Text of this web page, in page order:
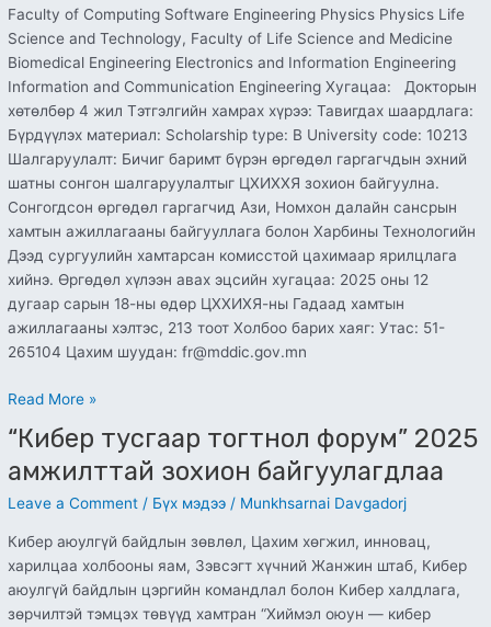
Faculty of Computing Software Engineering Physics Physics Life
Science and Technology, Faculty of Life Science and Medicine
Biomedical Engineering Electronics and Information Engineering
Information and Communication Engineering Хугацаа: Докторын
хөтөлбөр 4 жил Тэтгэлгийн хамрах хүрээ: Тавигдах шаардлага:
Бүрдүүлэх материал: Scholarship type: B University code: 10213
Шалгаруулалт: Бичиг баримт бүрэн өргөдөл гаргагчдын эхний
шатны сонгон шалгаруулалтыг ЦХИХХЯ зохион байгуулна.
Сонгогдсон өргөдөл гаргагчид Ази, Номхон далайн сансрын
хамтын ажиллагааны байгууллага болон Харбины Технологийн
Дээд сургуулийн хамтарсан комисстой цахимаар ярилцлага
хийнэ. Өргөдөл хүлээн авах эцсийн хугацаа: 2025 оны 12
дугаар сарын 18-ны өдөр ЦХХИХЯ-ны Гадаад хамтын
ажиллагааны хэлтэс, 213 тоот Холбоо барих хаяг: Утас: 51-
265104 Цахим шуудан: fr@mddic.gov.mn
Read More »
“Кибер тусгаар тогтнол форум” 2025
амжилттай зохион байгуулагдлаа
Leave a Comment / Бүх мэдээ / Munkhsarnai Davgadorj
Кибер аюулгүй байдлын зөвлөл, Цахим хөгжил, инновац,
харилцаа холбооны яам, Зэвсэгт хүчний Жанжин штаб, Кибер
аюулгүй байдлын цэргийн командлал болон Кибер халдлага,
зөрчилтэй тэмцэх төвүүд хамтран “Хиймэл оюун — кибер
“Кибер
тогтнол
форум”
амжилттай
зохион
байгуулагдлаа